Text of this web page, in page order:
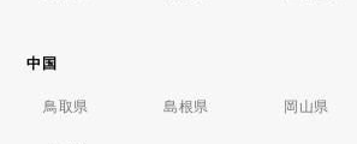
中国
鳥取県 島根県 岡山県